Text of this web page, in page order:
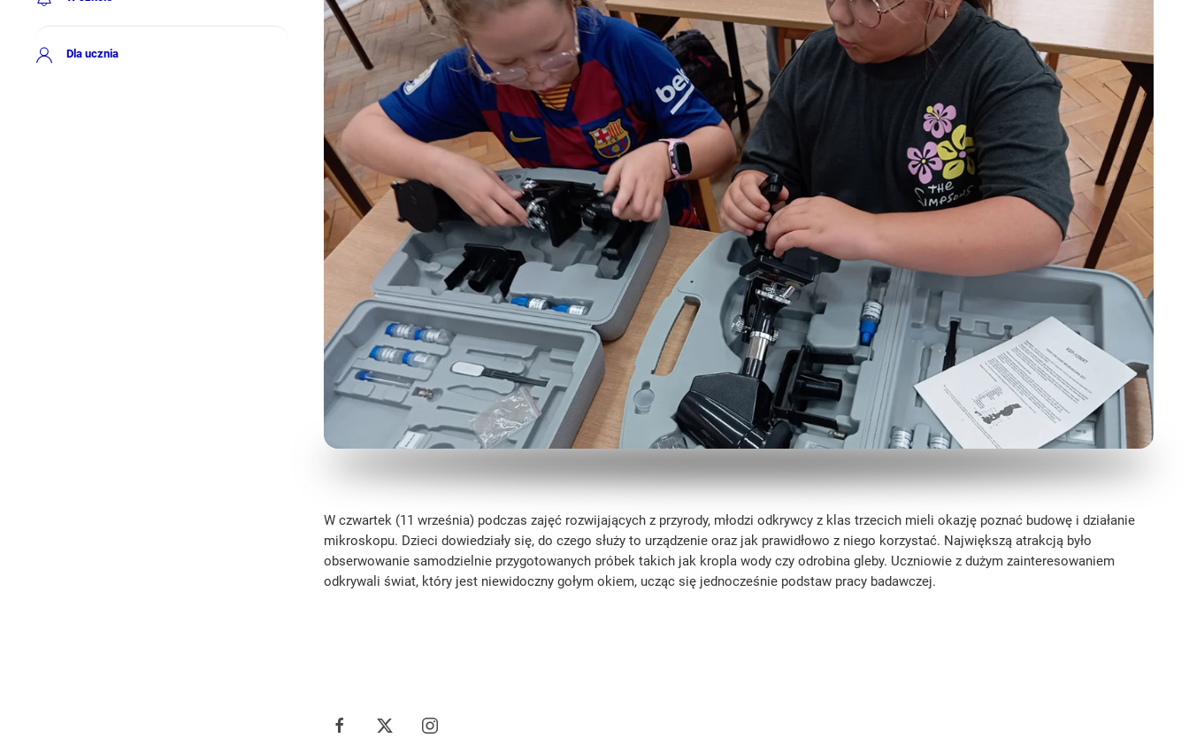
Dla ucznia
W czwartek (11 września) podczas zajęć rozwijających z przyrody, młodzi odkrywcy z klas trzecich mieli okazję poznać budowę i działanie
mikroskopu. Dzieci dowiedziały się, do czego służy to urządzenie oraz jak prawidłowo z niego korzystać. Największą atrakcją było
obserwowanie samodzielnie przygotowanych próbek takich jak kropla wody czy odrobina gleby. Uczniowie z dużym zainteresowaniem
odkrywali świat, który jest niewidoczny gołym okiem, ucząc się jednocześnie podstaw pracy badawczej.